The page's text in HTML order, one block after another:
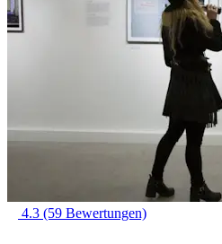
4.3 (59 Bewertungen)